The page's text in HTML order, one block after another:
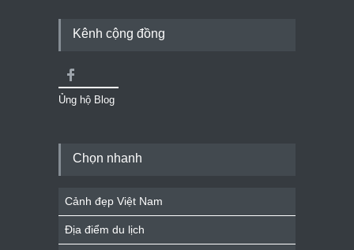
Kênh cộng đồng
Ủng hộ Blog
Chọn nhanh
Cảnh đẹp Việt Nam
Địa điểm du lịch